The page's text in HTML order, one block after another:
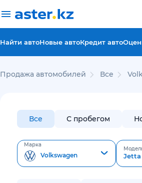
Найти автоНовые автоКредит авто
Продажа автомобилей Все
Все С пробегом
Марка
Volkswagen Jetta